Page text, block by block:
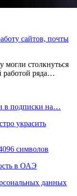
сайтов, почты
могли столкнуться
работой ряда…
в подписки на…
украсить
символов
в ОАЭ
данных